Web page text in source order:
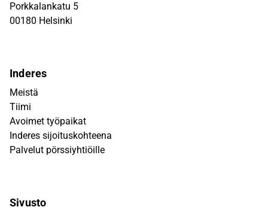
Porkkalankatu 5
00180 Helsinki
Inderes
Meistä
Tiimi
Avoimet työpaikat
Inderes sijoituskohteena
Palvelut pörssiyhtiöille
Sivusto